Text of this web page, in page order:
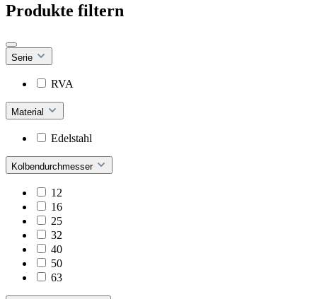
Produkte filtern
Serie
RVA
Material
Edelstahl
Kolbendurchmesser
12
16
25
32
40
50
63